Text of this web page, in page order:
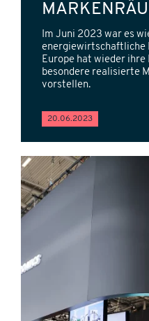
Im Juni 2023 war es
energiewirtschaftliche
Europe hat wieder
besondere realisierte
vorstellen.
20.06.2023